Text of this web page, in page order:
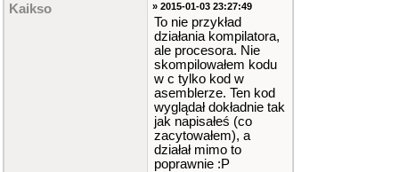
Kaikso » 2015-01-03 23:27:49
To nie przykład
działania kompilatora,
ale procesora. Nie
skompilowałem kodu
w c tylko kod w
asemblerze. Ten kod
wyglądał dokładnie tak
jak napisałeś (co
zacytowałem), a
działał mimo to
poprawnie :P